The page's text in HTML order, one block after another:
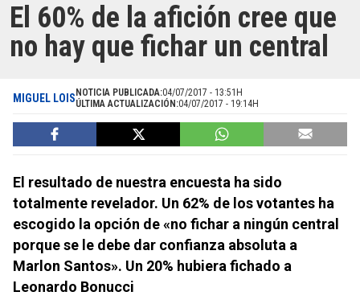
El 60% de la afición cree que
no hay que fichar un central
MIGUEL LOIS NOTICIA PUBLICADA:04/07/2017 - 13:51H
ÚLTIMA ACTUALIZACIÓN:04/07/2017 - 19:14H
El resultado de nuestra encuesta ha sido
totalmente revelador. Un 62% de los votantes ha
escogido la opción de «no fichar a ningún central
porque se le debe dar confianza absoluta a
Marlon Santos». Un 20% hubiera fichado a
Leonardo Bonucci